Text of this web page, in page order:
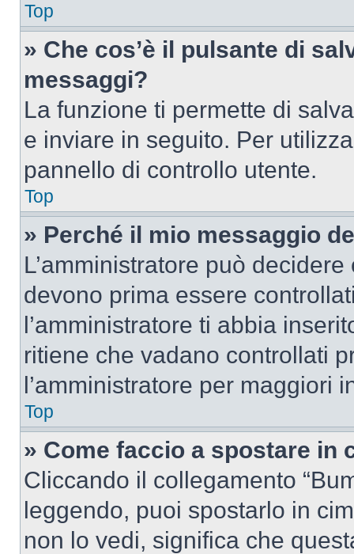
Top
» Che cos’è il pulsante di
messaggi?
La funzione ti permette di
e inviare in seguito. Per
pannello di controllo utente.
Top
» Perché il mio messaggio
L’amministratore può
devono prima essere
l’amministratore ti abbia
ritiene che vadano controllati
l’amministratore per maggiori
Top
» Come faccio a spostare in
Cliccando il collegamento
leggendo, puoi spostarlo in
non lo vedi, significa che